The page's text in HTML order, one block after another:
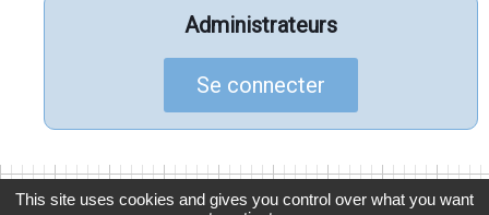
Administrateurs
Se connecter
This site uses cookies and gives you control over what you want